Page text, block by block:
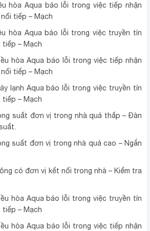
hòa Aqua báo lỗi trong việc tiếp nhận
tiếp – Mạch
hòa Aqua báo lỗi trong việc truyền tín
tiếp – Mạch
hòa Aqua báo lỗi trong việc tiếp nhận
tiếp – Mạch
lạnh Aqua báo lỗi trong việc truyền tín
tiếp – Mạch
suất đơn vị trong nhà quá thấp – Đàn
suất đơn vị trong nhà quá cao – Ngắn
có đơn vị kết nối trong nhà – Kiểm tra
hòa Aqua báo lỗi trong việc truyền tín
tiếp – Mạch
hòa Aqua báo lỗi trong việc tiếp nhận